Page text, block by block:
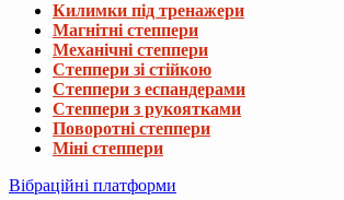
Килимки під тренажери
Магнітні степпери
Механічні степпери
Степпери зі стійкою
Степпери з еспандерами
Степпери з рукоятками
Поворотні степпери
Міні степпери
Вібраційні платформи